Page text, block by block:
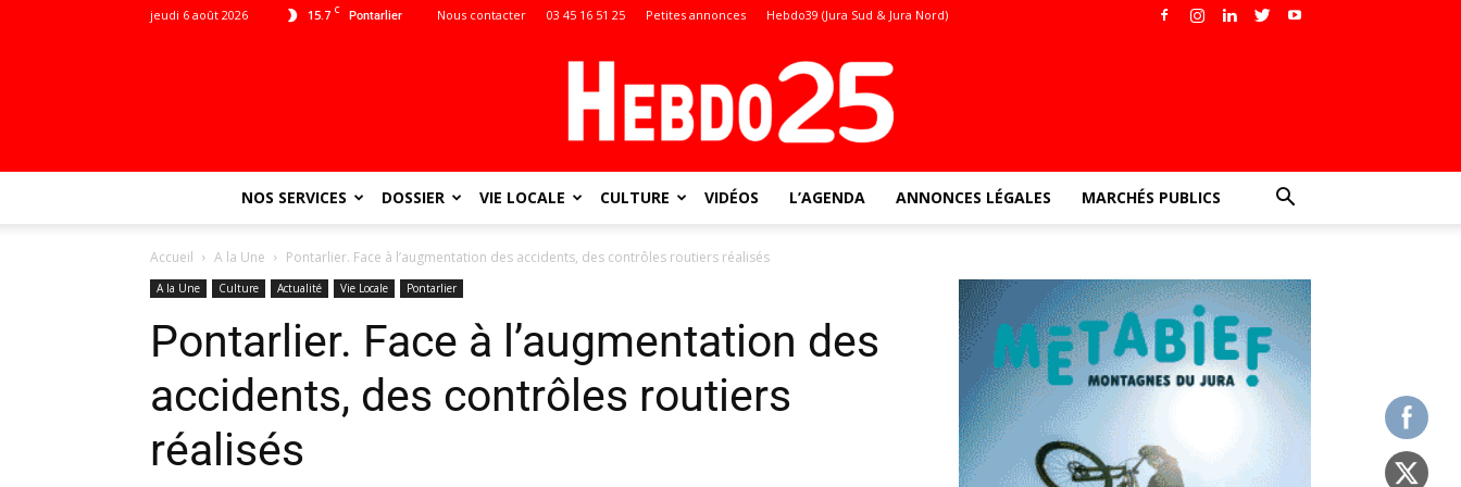
15.7 C Pontarlier
jeudi 6 août 2026 Nous contacter 03 45 16 51 25 Petites annonces Hebdo39 (Jura Sud & Jura Nord)
:
NOS SERVICES DOSSIER VIE LOCALE CULTURE VIDÉOS L’AGENDA ANNONCES LÉGALES MARCHÉS PUBLICS
Accueil A la Une Pontarlier. Face à l’augmentation des accidents, des contrôles routiers réalisés
A la Une Culture Actualité Vie Locale Pontarlier
Pontarlier. Face à l’augmentation des
accidents, des contrôles routiers
réalisés